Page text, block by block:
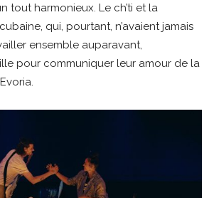
tout harmonieux. Le ch’ti et la
qui, pourtant, n’avaient jamais
ensemble auparavant,
pour communiquer leur amour de la